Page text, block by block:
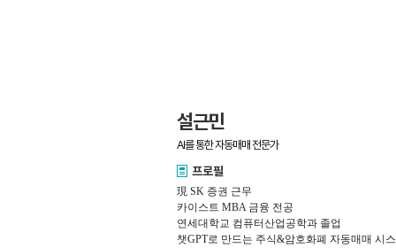
설근민
AI를 통한 자동매매 전문가
프로필
現 SK 증권 근무
카이스트 MBA 금융 전공
연세대학교 컴퓨터산업공학과 졸업
챗GPT로 만드는 주식&암호화폐 자동매매 시